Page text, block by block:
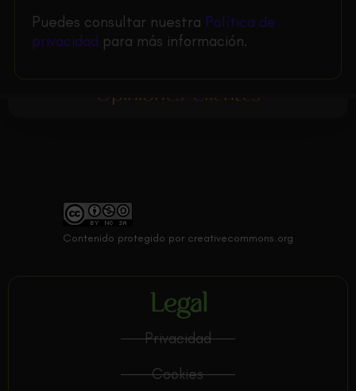
Puedes consultar nuestra Política de
privacidad para más información.
Opiniones Clientes
Contenido protegido por creativecommons.org
Legal
Privacidad
Cookies